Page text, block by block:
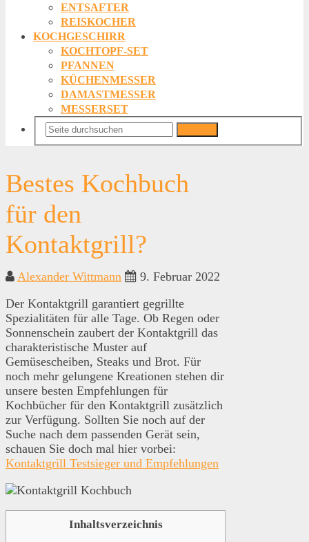
ENTSAFTER
REISKOCHER
KOCHGESCHIRR
KOCHTOPF-SET
PFANNEN
KÜCHENMESSER
DAMASTMESSER
MESSERSET
Bestes Kochbuch
für den
Kontaktgrill?
Alexander Wittmann
9. Februar 2022
Der Kontaktgrill garantiert gegrillte
Spezialitäten für alle Tage. Ob Regen oder
Sonnenschein zaubert der Kontaktgrill das
charakteristische Muster auf
Gemüsescheiben, Steaks und Brot. Für
noch mehr gelungene Kreationen stehen dir
unsere besten Empfehlungen für
Kochbücher für den Kontaktgrill zusätzlich
zur Verfügung. Sollten Sie noch auf der
Suche nach dem passenden Gerät sein,
schauen Sie doch mal hier vorbei:
Kontaktgrill Testsieger und Empfehlungen
Inhaltsverzeichnis